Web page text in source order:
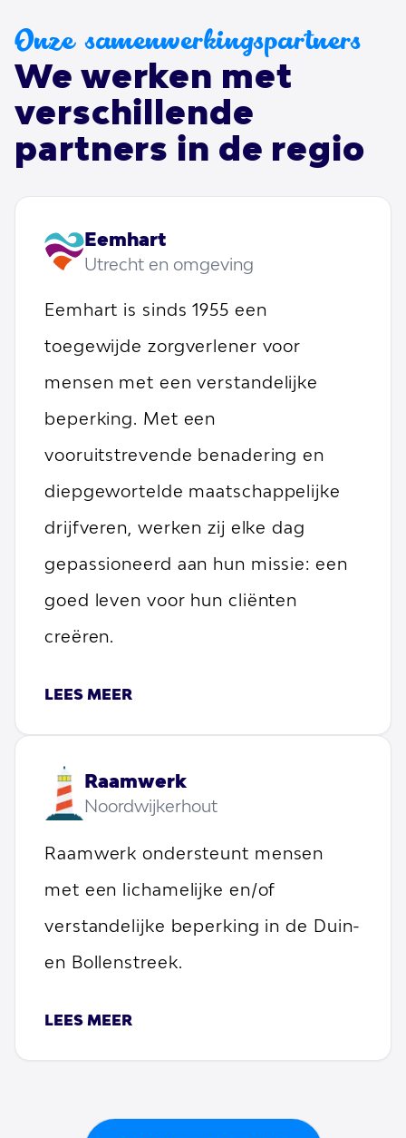
Onze samenwerkingspartners
We werken met
verschillende
partners in de regio
Eemhart
Utrecht en omgeving
Eemhart is sinds 1955 een
toegewijde zorgverlener voor
mensen met een verstandelijke
beperking. Met een
vooruitstrevende benadering en
diepgewortelde maatschappelijke
drijfveren, werken zij elke dag
gepassioneerd aan hun missie: een
goed leven voor hun cliënten
creëren.
LEES MEER
Raamwerk
Noordwijkerhout
Raamwerk ondersteunt mensen
met een lichamelijke en/of
verstandelijke beperking in de Duin-
en Bollenstreek.
LEES MEER